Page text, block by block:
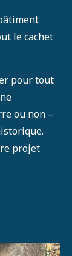
le cachet
pour tout
ou non –
projet